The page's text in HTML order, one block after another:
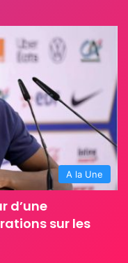
A la Une
d’une
sur les